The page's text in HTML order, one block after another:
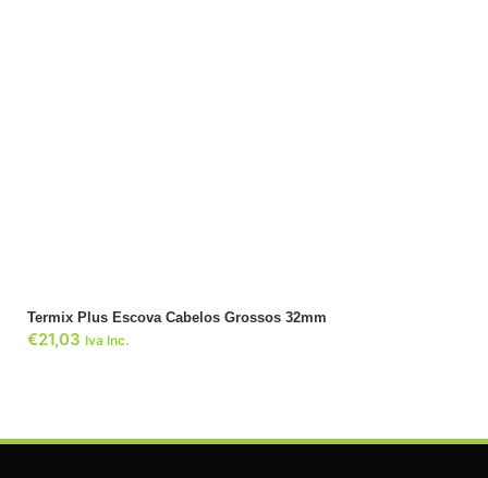
Termix Plus Escova Cabelos Grossos 32mm
€21,03 Iva Inc.